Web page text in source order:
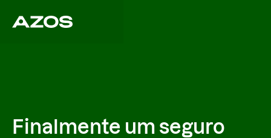
Finalmente um seguro